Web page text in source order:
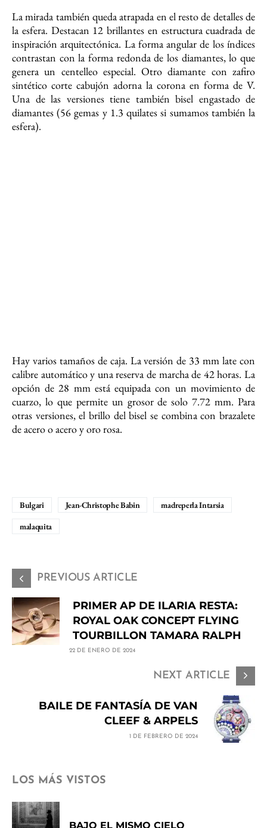
La mirada también queda atrapada en el resto de detalles de
la esfera. Destacan 12 brillantes en estructura cuadrada de
inspiración arquitectónica. La forma angular de los índices
contrastan con la forma redonda de los diamantes, lo que
genera un centelleo especial. Otro diamante con zafiro
sintético corte cabujón adorna la corona en forma de V.
Una de las versiones tiene también bisel engastado de
diamantes (56 gemas y 1.3 quilates si sumamos también la
esfera).
Hay varios tamaños de caja. La versión de 33 mm late con
calibre automático y una reserva de marcha de 42 horas. La
opción de 28 mm está equipada con un movimiento de
cuarzo, lo que permite un grosor de solo 7.72 mm. Para
otras versiones, el brillo del bisel se combina con brazalete
de acero o acero y oro rosa.
Bulgari Jean-Christophe Babin
madreperla Intarsia
malaquita
PREVIOUS ARTICLE
PRIMER AP DE ILARIA RESTA:
ROYAL OAK CONCEPT FLYING
TOURBILLON TAMARA RALPH
22 DE ENERO DE 2024
NEXT ARTICLE
BAILE DE FANTASÍA DE VAN
CLEEF & ARPELS
1 DE FEBRERO DE 2024
LOS MÁS VISTOS
BAJO EL MISMO CIELO